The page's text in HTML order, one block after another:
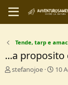
Tende, tarp e
...a proposito
C
stefanojoe
D
10